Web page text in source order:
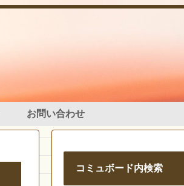
お問い合わせ
コミュボード内検索